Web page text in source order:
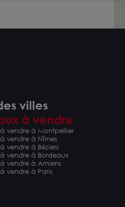
villes
à vendre
à vendre à Montpellier
vendre à Nîmes
vendre à Béziers
vendre à Bordeaux
vendre à Amiens
vendre à Paris